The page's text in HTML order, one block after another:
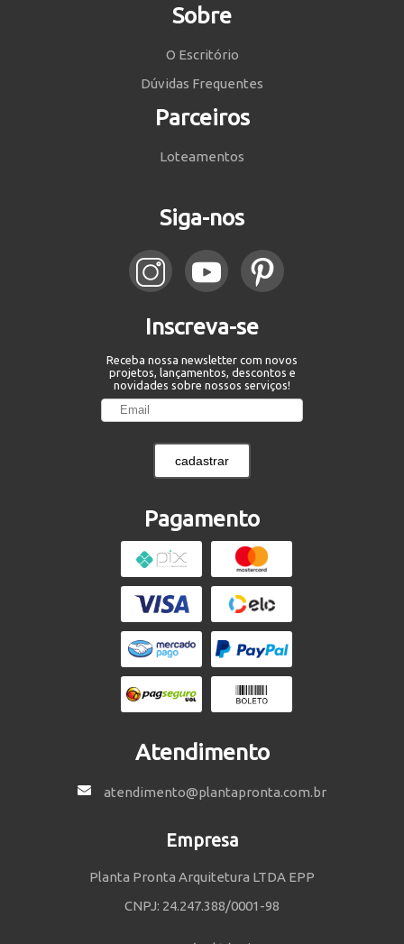
Sobre
O Escritório
Dúvidas Frequentes
Parceiros
Loteamentos
Siga-nos
Inscreva-se
Receba nossa newsletter com novos
projetos, lançamentos, descontos e
novidades sobre nossos serviços!
cadastrar
Pagamento
Atendimento
atendimento@plantapronta.com.br
Empresa
Planta Pronta Arquitetura LTDA EPP
CNPJ: 24.247.388/0001-98